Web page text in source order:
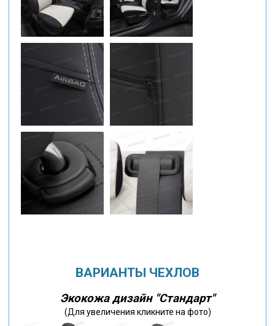
ВАРИАНТЫ ЧЕХЛОВ
Экокожа дизайн "Стандарт"
(Для увеличения кликните на фото)